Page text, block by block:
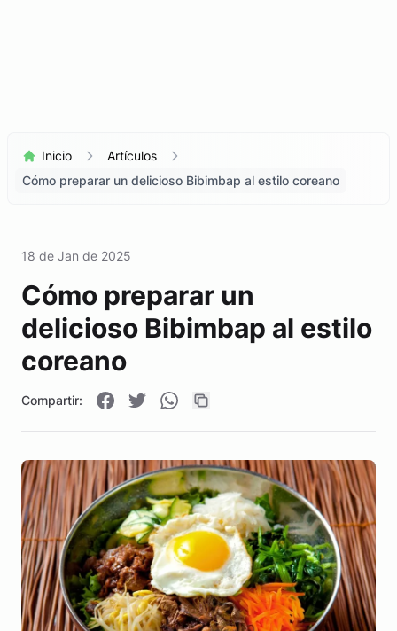
Inicio
Artículos
Cómo preparar un delicioso Bibimbap al estilo coreano
18 de Jan de 2025
Cómo preparar un
delicioso Bibimbap al estilo
coreano
Compartir: